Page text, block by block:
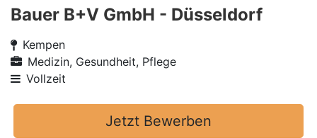
Bauer B+V GmbH - Düsseldorf
Kempen
Medizin, Gesundheit, Pflege
Vollzeit
Jetzt Bewerben